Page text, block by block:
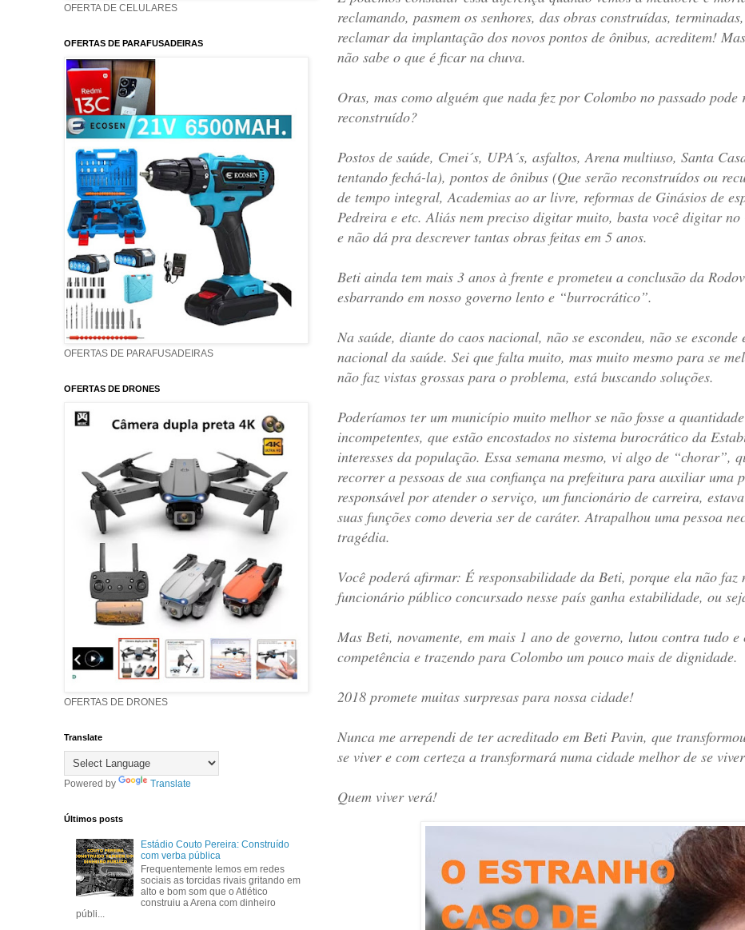
reclamando, pasmem os senhores, das obras construídas,
reclamar da implantação dos novos pontos de ônibus, acreditem!
não sabe o que é ficar na chuva.
Oras, mas como alguém que nada fez por Colombo no passado
reconstruído?
Postos de saúde, Cmei´s, UPA´s, asfaltos, Arena multiuso, Santa
tentando fechá-la), pontos de ônibus (Que serão reconstruídos ou
de tempo integral, Academias ao ar livre, reformas de Ginásios de
Pedreira e etc. Aliás nem preciso digitar muito, basta você digitar
e não dá pra descrever tantas obras feitas em 5 anos.
Beti ainda tem mais 3 anos à frente e prometeu a conclusão da
esbarrando em nosso governo lento e “burrocrático”.
Na saúde, diante do caos nacional, não se escondeu, não se
nacional da saúde. Sei que falta muito, mas muito mesmo para se
não faz vistas grossas para o problema, está buscando soluções.
Poderíamos ter um município muito melhor se não fosse a
incompetentes, que estão encostados no sistema burocrático da
interesses da população. Essa semana mesmo, vi algo de “chorar”,
recorrer a pessoas de sua confiança na prefeitura para auxiliar uma
responsável por atender o serviço, um funcionário de carreira,
suas funções como deveria ser de caráter. Atrapalhou uma pessoa
tragédia.
Você poderá afirmar: É responsabilidade da Beti, porque ela não faz
funcionário público concursado nesse país ganha estabilidade, ou
Mas Beti, novamente, em mais 1 ano de governo, lutou contra tudo
competência e trazendo para Colombo um pouco mais de dignidade.
2018 promete muitas surpresas para nossa cidade!
Nunca me arrependi de ter acreditado em Beti Pavin, que
se viver e com certeza a transformará numa cidade melhor de se
Quem viver verá!
OFERTA DE CELULARES
OFERTAS DE PARAFUSADEIRAS
OFERTAS DE PARAFUSADEIRAS
OFERTAS DE DRONES
OFERTAS DE DRONES
Translate
Powered by Translate
Últimos posts
Estádio Couto Pereira: Construído
com verba pública
Frequentemente lemos em redes
sociais as torcidas rivais gritando em
alto e bom som que o Atlético
construiu a Arena com dinheiro
públi...